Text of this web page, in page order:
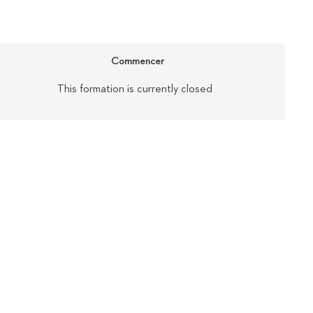
Commencer
This formation is currently closed